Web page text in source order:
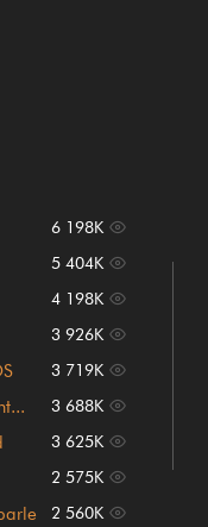
6 198K
5 404K
4 198K
3 926K
3 719K
3 688K
3 625K
2 575K
2 560K